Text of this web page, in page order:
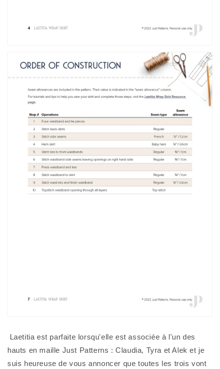
hauts en maille Just Patterns : Claudia, Tyra et Alek et je
suis heureuse de vous annoncer que toutes les trois vont